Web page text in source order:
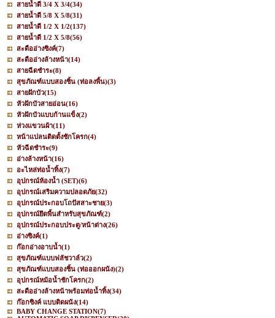
สายน้ำดี 3/4 X 3/4(34)
สายน้ำดี 5/8 X 5/8(31)
สายน้ำดี 1/2 X 1/2(137)
สายน้ำดี 1/2 X 5/8(56)
สะดืออ่างซิงค์(7)
สะดืออ่างล้างหน้า(14)
สายฉีดชำระ(8)
สุขภัณฑ์แบบสองชิ้น (ท่อลงพื้น)(3)
สายฝักบัว(15)
หัวฝักบัวสายอ่อน(16)
หัวฝักบัวแบบก้านแข็ง(2)
ห่วงแขวนผ้า(11)
หน้าแปลนติดตั้งชักโครก(4)
หัวฉีดชำระ(9)
อ่างล้างหน้า(16)
อะไหล่ท่อน้ำทิ้ง(7)
อุปกรณ์ห้องน้ำ (SET)(6)
อุปกรณ์เสริมความปลอดภัย(32)
อุปกรณ์ประกอบโถปัสสาะชาย(3)
อุปกรณ์ยึดพื้นสำหรับสุขภัณฑ์(2)
อุปกรณ์ประกอบประตู/หน้าต่าง(26)
อ่างซิงค์(1)
ก๊อกอ่างอาบน้ำ(1)
สุขภัณฑ์แบบฟลัชวาล์ว(2)
สุขภัณฑ์แบบสองชิ้น (ท่อออกผนัง)(2)
อุปกรณ์หม้อน้ำชักโครก(2)
สะดืออ่างล้างหน้าพร้อมท่อน้ำทิ้ง(34)
ก๊อกซิงค์ แบบติดผนัง(14)
BABY CHANGE STATION(7)